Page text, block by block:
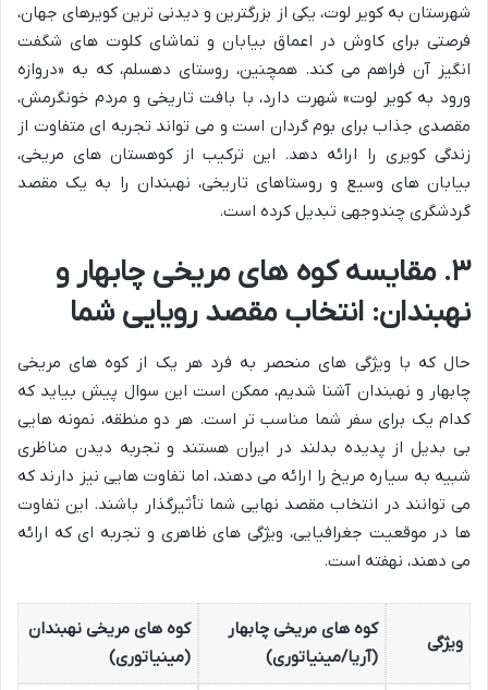
شهرستان به کویر لوت، یکی از بزرگترین و دیدنی ترین کویرهای جهان،
فرصتی برای کاوش در اعماق بیابان و تماشای کلوت های شگفت
انگیز آن فراهم می کند. همچنین، روستای دهسلم، که به «دروازه
ورود به کویر لوت» شهرت دارد، با بافت تاریخی و مردم خونگرمش،
مقصدی جذاب برای بوم گردان است و می تواند تجربه ای متفاوت از
زندگی کویری را ارائه دهد. این ترکیب از کوهستان های مریخی،
بیابان های وسیع و روستاهای تاریخی، نهبندان را به یک مقصد
گردشگری چندوجهی تبدیل کرده است.
۳. مقایسه کوه های مریخی چابهار و
نهبندان: انتخاب مقصد رویایی شما
حال که با ویژگی های منحصر به فرد هر یک از کوه های مریخی
چابهار و نهبندان آشنا شدیم، ممکن است این سوال پیش بیاید که
کدام یک برای سفر شما مناسب تر است. هر دو منطقه، نمونه هایی
بی بدیل از پدیده بدلند در ایران هستند و تجربه دیدن مناظری
شبیه به سیاره مریخ را ارائه می دهند، اما تفاوت هایی نیز دارند که
می توانند در انتخاب مقصد نهایی شما تأثیرگذار باشند. این تفاوت
ها در موقعیت جغرافیایی، ویژگی های ظاهری و تجربه ای که ارائه
می دهند، نهفته است.
ویژگی
کوه های مریخی چابهار
(آریا/مینیاتوری)
کوه های مریخی نهبندان
(مینیاتوری)